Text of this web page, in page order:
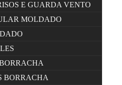
E GUARDA VENTO
MOLDADO
BORRACHA